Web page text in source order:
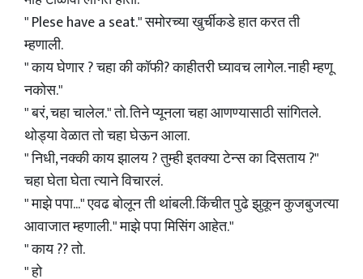
" Plese have a seat." समोरच्या खुर्चीकडे हात करत ती
म्हणाली.
" काय घेणार ? चहा की कॉफी? काहीतरी घ्यावच लागेल. नाही म्हणू
नकोस."
" बरं, चहा चालेल." तो. तिने प्यूनला चहा आणण्यासाठी सांगितले.
थोड्या वेळात तो चहा घेऊन आला.
" निधी, नक्की काय झालय ? तुम्ही इतक्या टेन्स का दिसताय ?"
चहा घेता घेता त्याने विचारलं.
" माझे पपा..." एवढ बोलून ती थांबली. किंचीत पुढे झुकून कुजबुजत्या
आवाजात म्हणाली. " माझे पपा मिसिंग आहेत."
" काय ?? तो.
" हो